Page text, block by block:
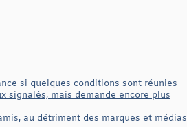
si quelques conditions sont réunies
signalés, mais demande encore plus
au détriment des marques et médias